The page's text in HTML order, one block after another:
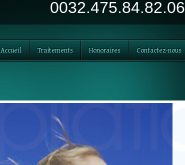
0032.475.84.82.06
Accueil Traitements Honoraires Contactez-nous